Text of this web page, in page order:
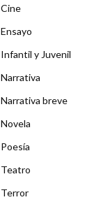
Cine
Ensayo
Infantil y Juvenil
Narrativa
Narrativa breve
Novela
Poesía
Teatro
Terror